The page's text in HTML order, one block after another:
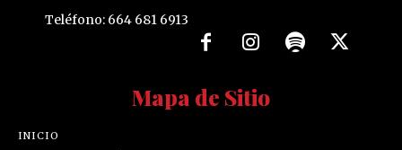
Teléfono: 664 681 6913
Mapa de Sitio
INICIO